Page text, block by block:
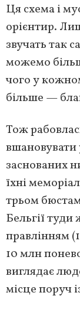
Ця схема і
орієнтир.
звучать так
можемо
чого у
більше —
Тож
вшановувати
заснованих
їхні
трьом
Бельгії
правлінням
10 млн
виглядає
місце поруч